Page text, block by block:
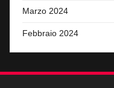
Marzo 2024
Febbraio 2024